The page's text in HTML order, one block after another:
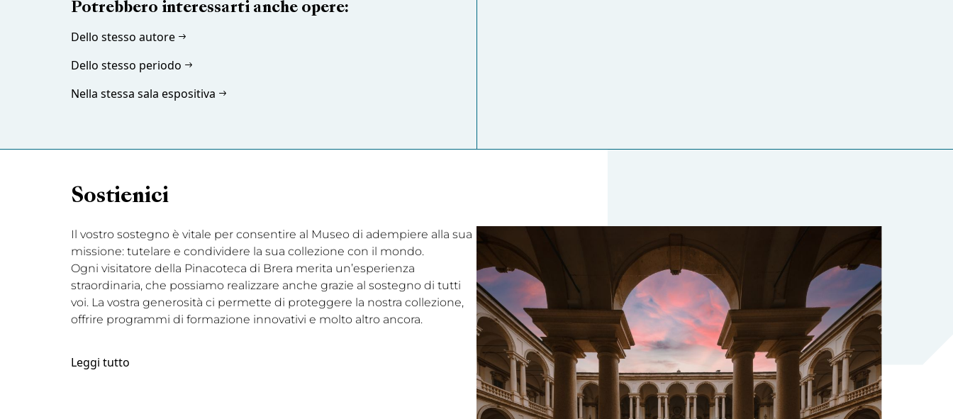
Potrebbero interessarti anche opere:
Dello stesso autore
Dello stesso periodo
Nella stessa sala espositiva
Sostienici
Il vostro sostegno è vitale per consentire al Museo di adempiere alla sua
missione: tutelare e condividere la sua collezione con il mondo.
Ogni visitatore della Pinacoteca di Brera merita un’esperienza
straordinaria, che possiamo realizzare anche grazie al sostegno di tutti
voi. La vostra generosità ci permette di proteggere la nostra collezione,
offrire programmi di formazione innovativi e molto altro ancora.
Leggi tutto